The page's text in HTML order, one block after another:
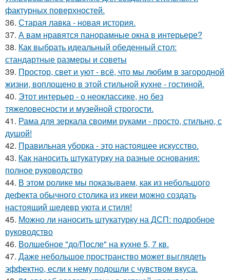
фактурных поверхностей.
36. Старая лавка - новая история.
37. А вам нравятся панорамные окна в интерьере?
38. Как выбрать идеальный обеденный стол:
стандартные размеры и советы
39. Простор, свет и уют - всё, что мы любим в загородной
жизни, воплощено в этой стильной кухне - гостиной.
40. Этот интерьер - о неоклассике, но без
тяжеловесности и музейной строгости.
41. Рама для зеркала своими руками - просто, стильно, с
душой!
42. Правильная уборка - это настоящее искусство.
43. Как наносить штукатурку на разные основания:
полное руководство
44. В этом ролике мы показываем, как из небольшого
дефекта обычного столика из икеи можно создать
настоящий шедевр уюта и стиля!
45. Можно ли наносить штукатурку на ДСП: подробное
руководство
46. Волшебное "до/После" на кухне 5, 7 кв.
47. Даже небольшое пространство может выглядеть
эффектно, если к нему подошли с чувством вкуса.